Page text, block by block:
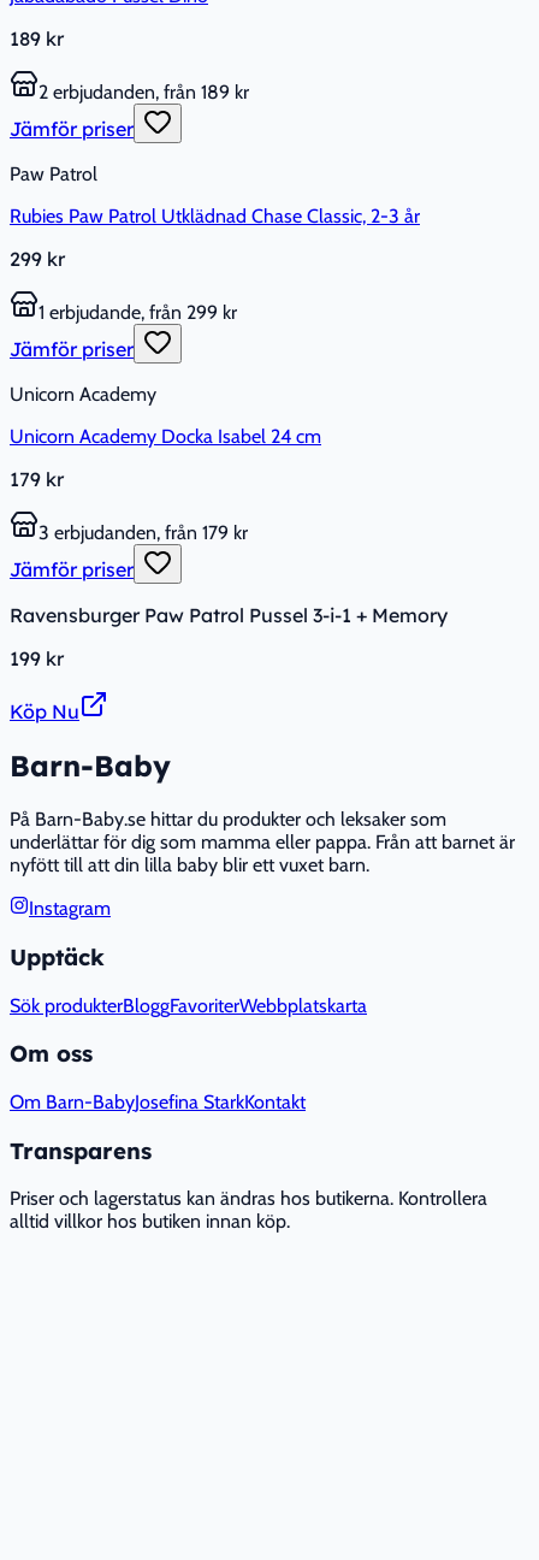
189 kr
2 erbjudanden, från 189 kr
Jämför priser
Paw Patrol
Rubies Paw Patrol Utklädnad Chase Classic, 2-3 år
299 kr
1 erbjudande, från 299 kr
Jämför priser
Unicorn Academy
Unicorn Academy Docka Isabel 24 cm
179 kr
3 erbjudanden, från 179 kr
Jämför priser
Ravensburger Paw Patrol Pussel 3-i-1 + Memory
199 kr
Köp Nu
Barn-Baby
På Barn-Baby.se hittar du produkter och leksaker som
underlättar för dig som mamma eller pappa. Från att barnet är
nyfött till att din lilla baby blir ett vuxet barn.
Instagram
Upptäck
Sök produkterBloggFavoriterWebbplatskarta
Om oss
Om Barn-BabyJosefina StarkKontakt
Transparens
Priser och lagerstatus kan ändras hos butikerna. Kontrollera
alltid villkor hos butiken innan köp.